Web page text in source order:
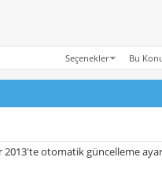
Seçenekler Bu
2013'te otomatik güncelleme